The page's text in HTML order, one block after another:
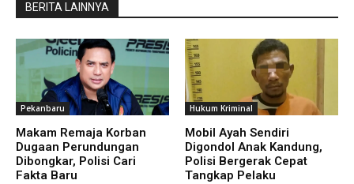
BERITA LAINNYA
Pekanbaru
Makam Remaja Korban
Dugaan Perundungan
Dibongkar, Polisi Cari
Fakta Baru
Hukum Kriminal
Mobil Ayah Sendiri
Digondol Anak Kandung,
Polisi Bergerak Cepat
Tangkap Pelaku